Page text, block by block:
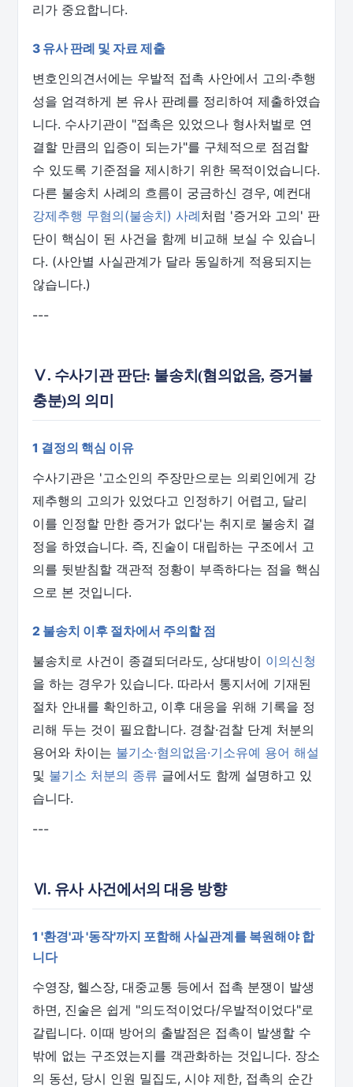
리가 중요합니다.
3 유사 판례 및 자료 제출
변호인의견서에는 우발적 접촉 사안에서 고의·추행
성을 엄격하게 본 유사 판례를 정리하여 제출하였습
니다. 수사기관이 "접촉은 있었으나 형사처벌로 연
결할 만큼의 입증이 되는가"를 구체적으로 점검할
수 있도록 기준점을 제시하기 위한 목적이었습니다.
다른 불송치 사례의 흐름이 궁금하신 경우, 예컨대
강제추행 무혐의(불송치) 사례처럼 '증거와 고의' 판
단이 핵심이 된 사건을 함께 비교해 보실 수 있습니
다. (사안별 사실관계가 달라 동일하게 적용되지는
않습니다.)
---
Ⅴ. 수사기관 판단: 불송치(혐의없음, 증거불
충분)의 의미
1 결정의 핵심 이유
수사기관은 '고소인의 주장만으로는 의뢰인에게 강
제추행의 고의가 있었다고 인정하기 어렵고, 달리
이를 인정할 만한 증거가 없다'는 취지로 불송치 결
정을 하였습니다. 즉, 진술이 대립하는 구조에서 고
의를 뒷받침할 객관적 정황이 부족하다는 점을 핵심
으로 본 것입니다.
2 불송치 이후 절차에서 주의할 점
불송치로 사건이 종결되더라도, 상대방이 이의신청
을 하는 경우가 있습니다. 따라서 통지서에 기재된
절차 안내를 확인하고, 이후 대응을 위해 기록을 정
리해 두는 것이 필요합니다. 경찰·검찰 단계 처분의
용어와 차이는 불기소·혐의없음·기소유예 용어 해설
및 불기소 처분의 종류 글에서도 함께 설명하고 있
습니다.
---
Ⅵ. 유사 사건에서의 대응 방향
1 '환경'과 '동작'까지 포함해 사실관계를 복원해야 합
니다
수영장, 헬스장, 대중교통 등에서 접촉 분쟁이 발생
하면, 진술은 쉽게 "의도적이었다/우발적이었다"로
갈립니다. 이때 방어의 출발점은 접촉이 발생할 수
밖에 없는 구조였는지를 객관화하는 것입니다. 장소
의 동선, 당시 인원 밀집도, 시야 제한, 접촉의 순간